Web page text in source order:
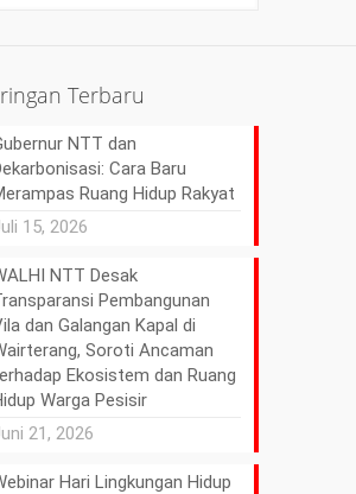
Terbaru
NTT dan
Cara Baru
Ruang Hidup Rakyat
15, 2026
NTT Desak
Pembangunan
dan Galangan Kapal di
Soroti Ancaman
Ekosistem dan Ruang
Warga Pesisir
21, 2026
Hari Lingkungan Hidup